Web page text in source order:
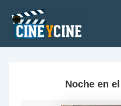
contenido
Noche en